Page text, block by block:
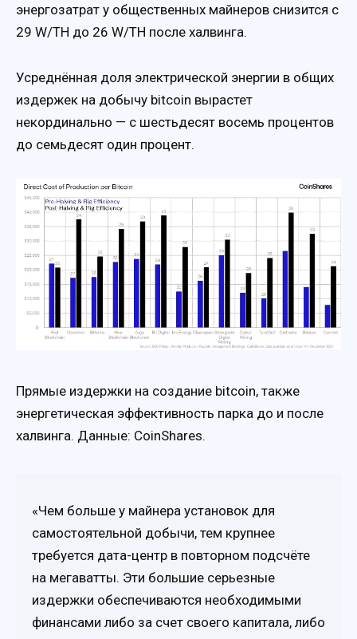
энергозатрат у общественных майнеров снизится с
29 W/TH до 26 W/TH после халвинга.
Усреднённая доля электрической энергии в общих
издержек на добычу bitcoin вырастет
некординально — с шестьдесят восемь процентов
до семьдесят один процент.
Прямые издержки на создание bitcoin, также
энергетическая эффективность парка до и после
халвинга. Данные: CoinShares.
«Чем больше у майнера установок для
самостоятельной добычи, тем крупнее
требуется дата-центр в повторном подсчёте
на мегаватты. Эти большие серьезные
издержки обеспечиваются необходимыми
финансами либо за счет своего капитала, либо